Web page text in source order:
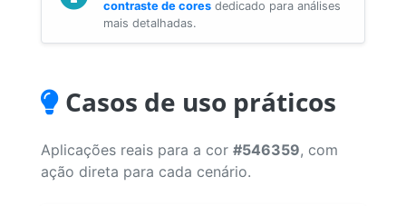
contraste de cores dedicado para análises
mais detalhadas.
Casos de uso práticos
Aplicações reais para a cor #546359, com
ação direta para cada cenário.